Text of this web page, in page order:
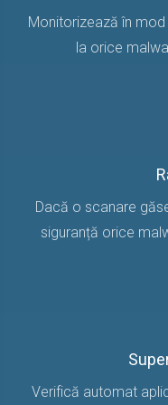
Monitorizează în
la orice
Dacă o scanare
siguranță orice
Verifică automat